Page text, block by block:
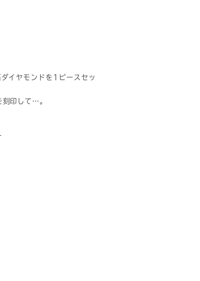
イヤモンドを1ピースセッ
刻印して…。